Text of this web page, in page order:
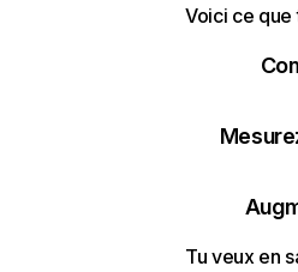
Voici ce que
Tu veux en